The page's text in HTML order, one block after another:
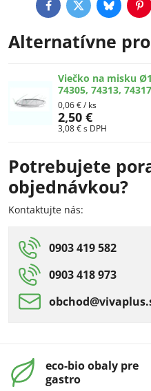
FacebookTwitterBluesky
Alternatívne
Viečko na misku
74305, 74313, 74317
2,50 €
3,08 €s DPH
0,06 €/ ks
Potrebujete
objednávkou?
Kontaktujte nás:
0903 419 582
0903 418 973
eco-bio obaly pre
gastro